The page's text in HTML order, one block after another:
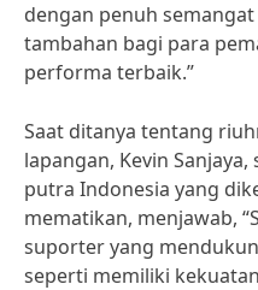
dengan penuh
tambahan bagi para
performa terbaik.”
Saat ditanya tentang
lapangan, Kevin
putra Indonesia yang
mematikan, menjawab,
suporter yang
seperti memiliki